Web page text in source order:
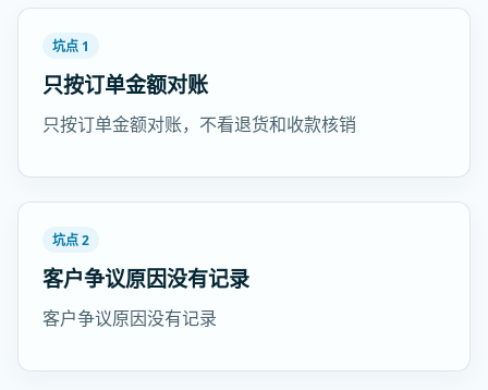
坑点 1
只按订单金额对账
只按订单金额对账，不看退货和收款核销
坑点 2
客户争议原因没有记录
客户争议原因没有记录